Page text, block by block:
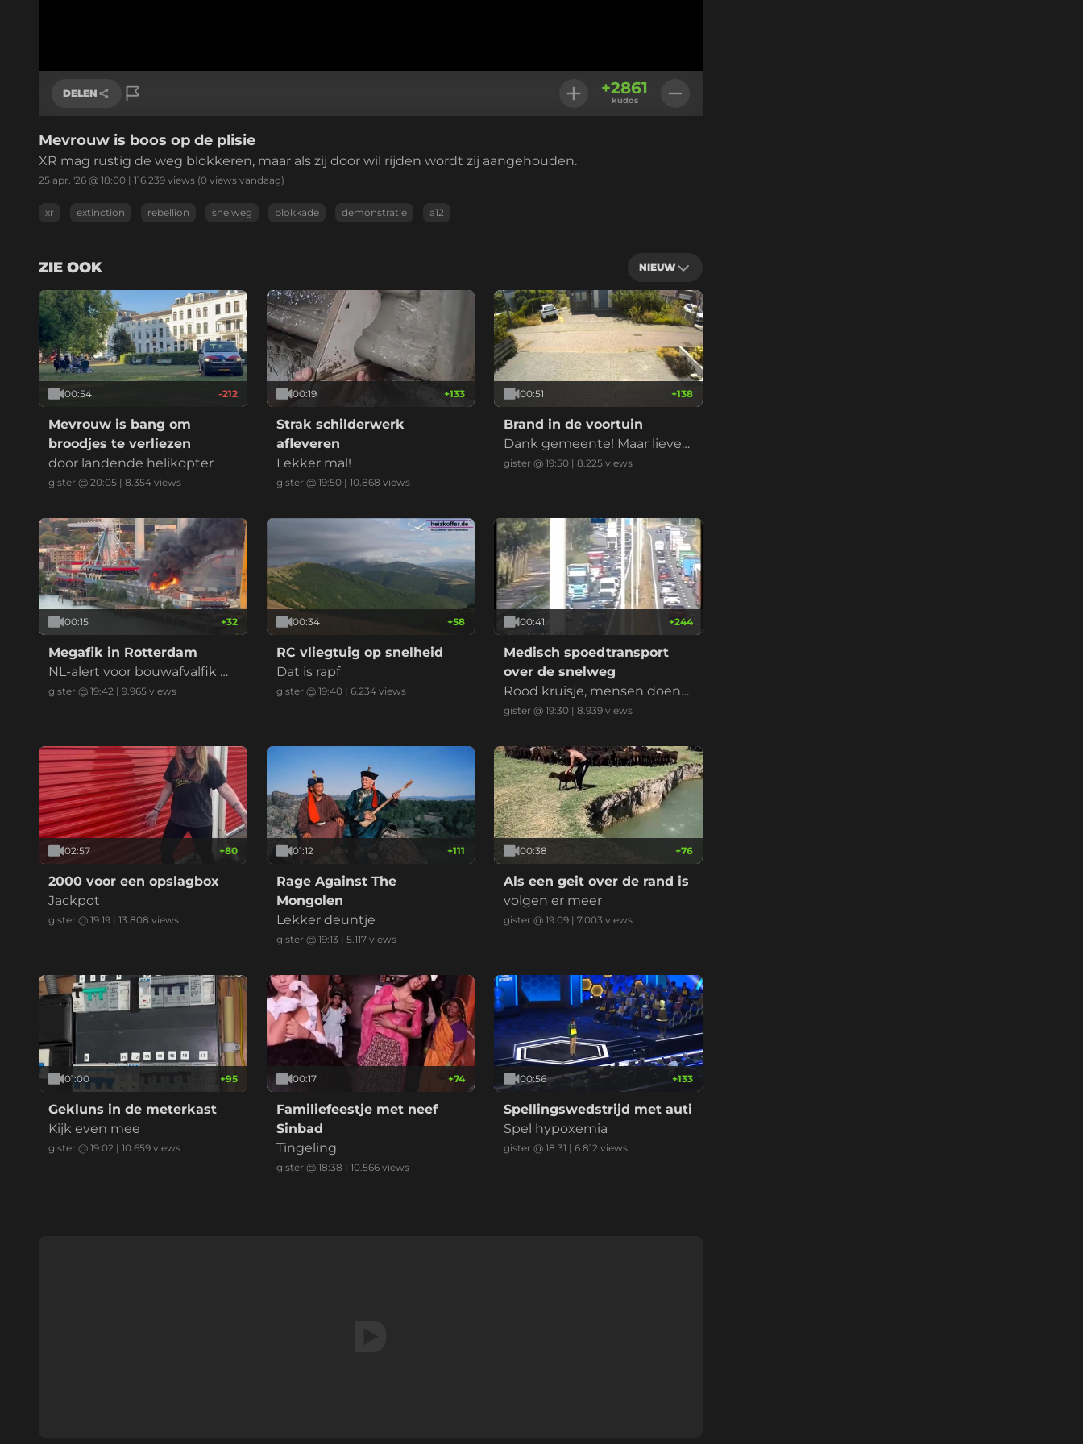
DELEN
Link kopiëren
+2861
kudos
Mevrouw is boos op de plisie
XR mag rustig de weg blokkeren, maar als zij door wil rijden wordt zij aangehouden.
25 apr. '26 @ 18:00 | 116.239 views (0 views vandaag)
xr extinction rebellion snelweg blokkade demonstratie a12
ZIE OOK NIEUW
00:54 -212
Mevrouw is bang om
broodjes te verliezen
door landende helikopter
gister @ 20:05 | 8.354 views
00:19 +133
Strak schilderwerk
afleveren
Lekker mal!
gister @ 19:50| 10.868 views
00:51 +138
Brand in de voortuin
Dank gemeente! Maar liever
niet nu met de droogte
gister @ 19:50 |8.225 views
00:15 +32
Megafik in Rotterdam
NL-alert voor bouwafvalfik m
et zwarte reauk bij recycling
gister @ 19:42 | 9.965 views
00:34 +58
RC vliegtuig op snelheid
Dat is rapf
gister @ 19:40| 6.234views
00:41 +244
Medisch spoedtransport
over de snelweg
Rood kruisje, mensen doen
normaal, ambu erlangs, klaar
gister @ 19:30 |8.939 views
02:57 +80
2000 voor een opslagbox
Jackpot
gister @ 19:19 | 13.808 views
01:12 +111
Rage Against The
Mongolen
Lekker deuntje
gister @ 19:13 | 5.117views
00:38 +76
Als een geit over de rand is
volgen er meer
gister @ 19:09 |7.003 views
01:00 +95
Gekluns in de meterkast
Kijk even mee
gister @ 19:02 | 10.659 views
00:17 +74
Familiefeestje met neef
Sinbad
Tingeling
gister @ 18:38 | 10.566views
00:56 +133
Spellingswedstrijd met auti
Spel hypoxemia
gister @ 18:31 |6.812 views